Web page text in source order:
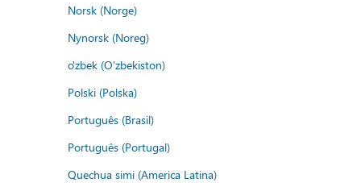
Norsk (Norge)
Nynorsk (Noreg)
o'zbek (O'zbekiston)
Polski (Polska)
Português (Brasil)
Português (Portugal)
Quechua simi (America Latina)